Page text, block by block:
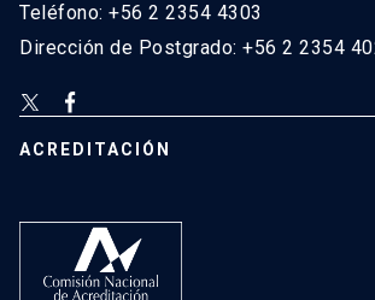
Teléfono: +56 2 2354 4303
Dirección de Postgrado: +56 2 2354
ACREDITACIÓN